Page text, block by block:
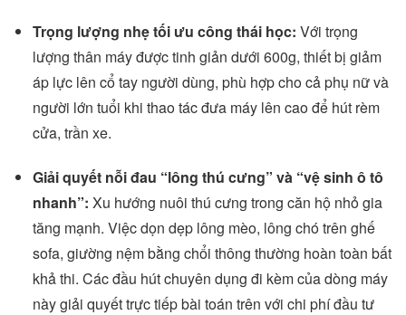
Trọng lượng nhẹ tối ưu công thái học: Với trọng
lượng thân máy được tinh giản dưới 600g, thiết bị giảm
áp lực lên cổ tay người dùng, phù hợp cho cả phụ nữ và
người lớn tuổi khi thao tác đưa máy lên cao để hút rèm
cửa, trần xe.
Giải quyết nỗi đau “lông thú cưng” và “vệ sinh ô tô
nhanh”: Xu hướng nuôi thú cưng trong căn hộ nhỏ gia
tăng mạnh. Việc dọn dẹp lông mèo, lông chó trên ghế
sofa, giường nệm bằng chổi thông thường hoàn toàn bất
khả thi. Các đầu hút chuyên dụng đi kèm của dòng máy
này giải quyết trực tiếp bài toán trên với chi phí đầu tư